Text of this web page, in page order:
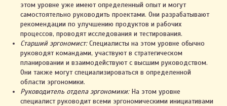
этом уровне уже имеют определенный опыт и могут
самостоятельно руководить проектами. Они разрабатывают
рекомендации по улучшению продуктов и рабочих
процессов, проводят исследования и тестирования.
Старший эргономист:Специалисты на этом уровне обычно
руководят командами, участвуют в стратегическом
планировании и взаимодействуют с высшим руководством.
Они также могут специализироваться в определенной
области эргономики.
Руководитель отдела эргономики:На этом уровне
специалист руководит всеми эргономическими инициативами